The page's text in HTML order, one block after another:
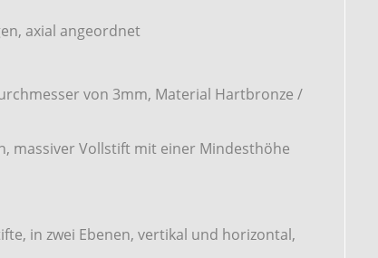
axial angeordnet
von 3mm, Material Hartbronze /
massiver Vollstift mit einer Mindesthöhe
in zwei Ebenen, vertikal und horizontal,